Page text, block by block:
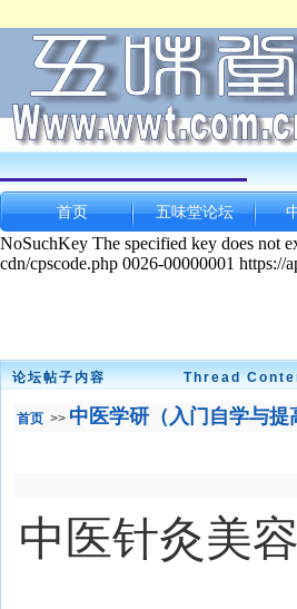
首页 五味堂论坛
论坛帖子内容Thread
首页 >> 中医学研（入门自学与提
中医针灸美